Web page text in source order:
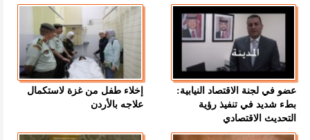
عضو في لجنة الاقتصاد النيابية:
بطء شديد في تنفيذ رؤية
التحديث الاقتصادي
إخلاء طفل من غزة لاستكمال
علاجه بالأردن